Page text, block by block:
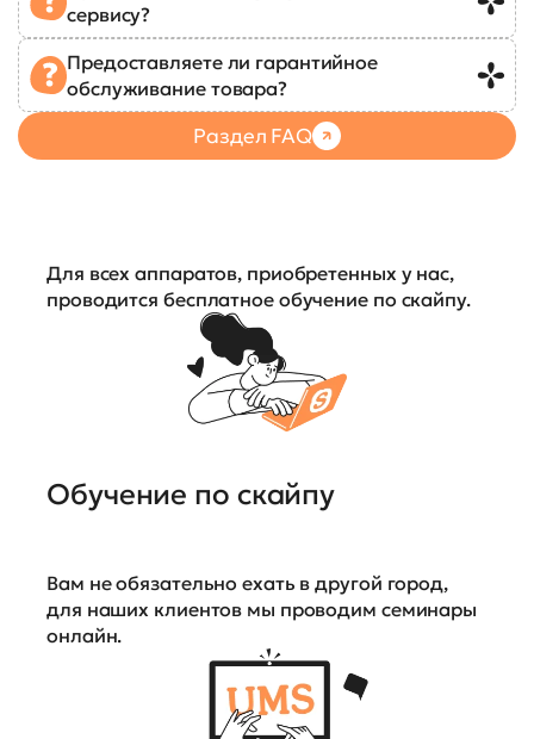
сервису?
Предоставляете ли гарантийное
обслуживание товара?
Раздел FAQ
Для всех аппаратов, приобретенных у нас,
проводится бесплатное обучение по скайпу.
Обучение по скайпу
Вам не обязательно ехать в другой город,
для наших клиентов мы проводим семинары
онлайн.